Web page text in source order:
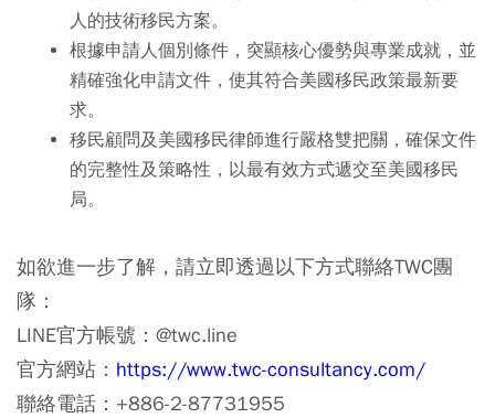
人的技術移民方案。
根據申請人個別條件，突顯核心優勢與專業成就，並
精確強化申請文件，使其符合美國移民政策最新要
求。
移民顧問及美國移民律師進行嚴格雙把關，確保文件
的完整性及策略性，以最有效方式遞交至美國移民
局。
如欲進一步了解，請立即透過以下方式聯絡TWC團
隊：
LINE官方帳號：@twc.line
官方網站： https://www.twc-consultancy.com/
聯絡電話：+886-2-87731955